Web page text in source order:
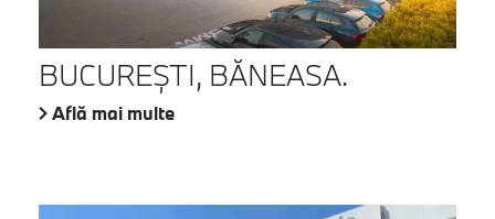
BUCUREŞTI, BĂNEASA.
Află mai multe